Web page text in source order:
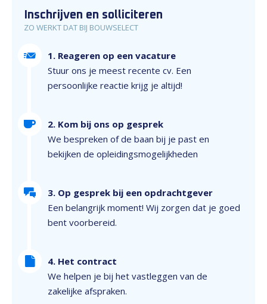
Inschrijven en solliciteren
ZO WERKT DAT BIJ BOUWSELECT
1. Reageren op een vacature
Stuur ons je meest recente cv. Een
persoonlijke reactie krijg je altijd!
2. Kom bij ons op gesprek
We bespreken of de baan bij je past en
bekijken de opleidingsmogelijkheden
3. Op gesprek bij een opdrachtgever
Een belangrijk moment! Wij zorgen dat je goed
bent voorbereid.
4. Het contract
We helpen je bij het vastleggen van de
zakelijke afspraken.